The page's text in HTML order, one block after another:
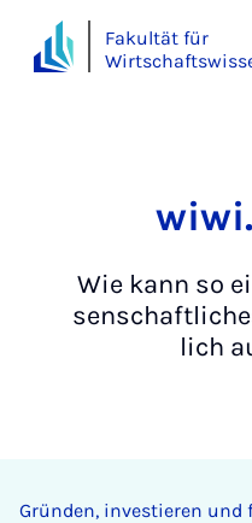
Fakultät für
Wie kann so
lich
Gründen, investieren und